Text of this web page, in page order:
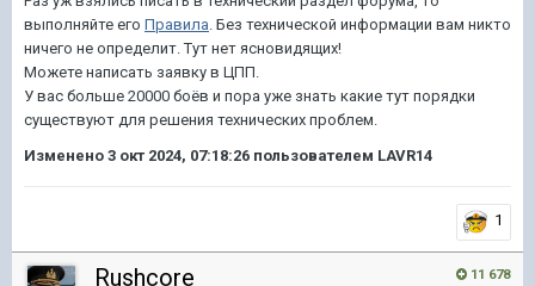
выполняйте его Правила. Без технической информации вам никто
ничего не определит. Тут нет ясновидящих!
Можете написать заявку в ЦПП.
У вас больше 20000 боёв и пора уже знать какие тут порядки
существуют для решения технических проблем.
Изменено 3 окт 2024, 07:18:26 пользователем LAVR14
1
11 678
Rushcore